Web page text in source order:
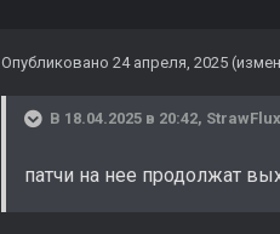
Опубликовано 24 апреля, 2025
В 18.04.2025 в 20:42, StrawFlux
патчи на нее продолжат